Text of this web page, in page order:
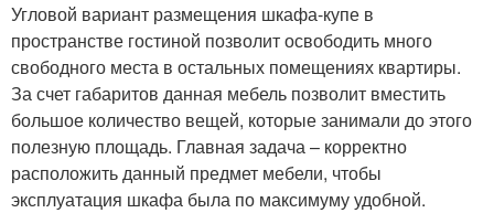
Угловой вариант размещения шкафа-купе в
пространстве гостиной позволит освободить много
свободного места в остальных помещениях квартиры.
За счет габаритов данная мебель позволит вместить
большое количество вещей, которые занимали до этого
полезную площадь. Главная задача – корректно
расположить данный предмет мебели, чтобы
эксплуатация шкафа была по максимуму удобной.